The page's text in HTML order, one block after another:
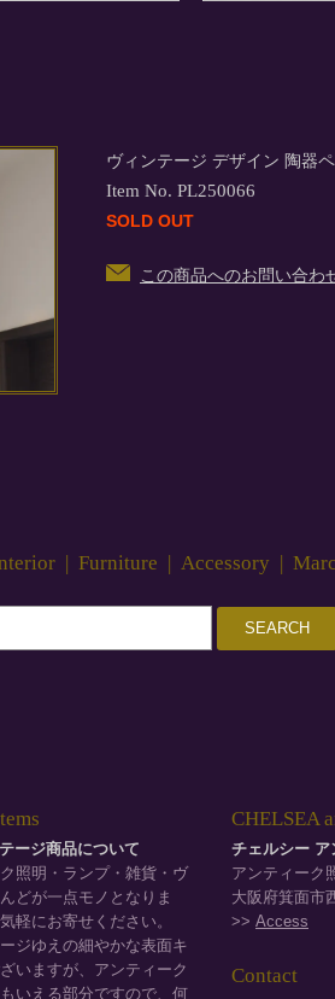
ヴィンテージ デザイン 陶器
Item No. PL250066
SOLD OUT
この商品へのお問い合わ
| Furniture | Accessory |
ージ商品について
照明・ランプ・雑貨・ヴ
どが一点モノとなりま
軽にお寄せください。
ジゆえの細やかな表面キ
いますが、アンティーク
いえる部分ですので、何
CHELSEA
チェルシー ア
アンティーク
大阪府箕面市
>> Access
Contact